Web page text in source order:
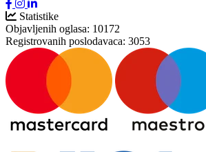
Statistike
Objavljenih oglasa: 10172
Registrovanih poslodavaca: 3053